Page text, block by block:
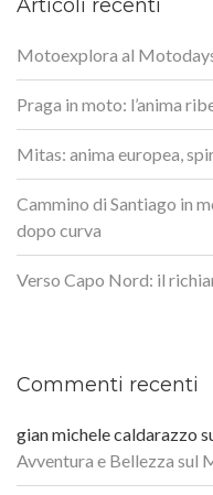
Articoli recenti
Motoexplora al
Praga in moto: l’anima
Mitas: anima europea,
Cammino di Santiago in
dopo curva
Verso Capo Nord: il
Commenti recenti
gian michele caldarazzo
Avventura e Bellezza sul